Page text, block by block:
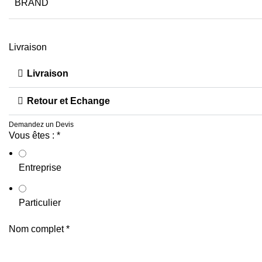
BRAND
Livraison
Livraison
Retour et Echange
Demandez un Devis
Vous êtes : *
Entreprise
Particulier
Nom complet*